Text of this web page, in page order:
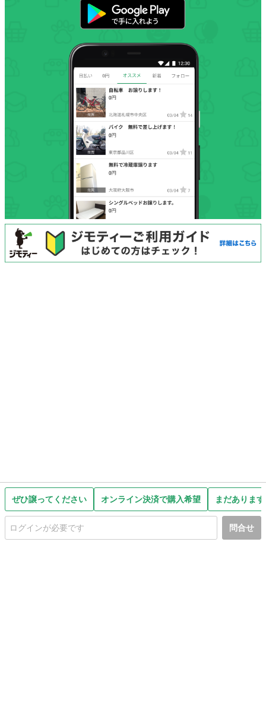
ぜひ譲ってください オンライン決済で購入希望 まだありま
問合せ